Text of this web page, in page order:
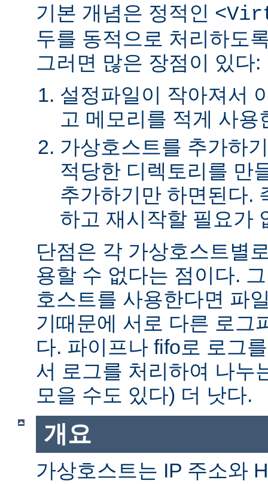
기본 개념은 정적인
두를 동적으로 처리하도
그러면 많은 장점이 있다:
설정파일이 작아져서
고 메모리를 적게 사용
가상호스트를 추가하
적당한 디렉토리를 만
추가하기만 하면된다.
하고 재시작할 필요가
단점은 각 가상호스트별
용할 수 없다는 점이다.
호스트를 사용한다면 파
기때문에 서로 다른 로그
다. 파이프나 fifo로 로그
서 로그를 처리하여 나누
모을 수도 있다) 더 낫다.
개요
가상호스트는 IP 주소와